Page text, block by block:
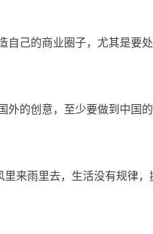
自己的商业圈子，尤其是要
外的创意，至少要做到中国
来雨里去，生活没有规律